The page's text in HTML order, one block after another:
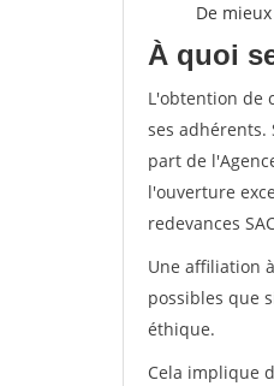
De
À quoi
L'obtention de
ses
part de
l'ouverture
redevances
Une affiliation
possibles que
éthique.
Cela implique